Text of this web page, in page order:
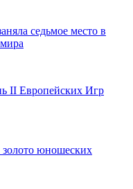
седьмое место в
II Европейских Игр
юношеских